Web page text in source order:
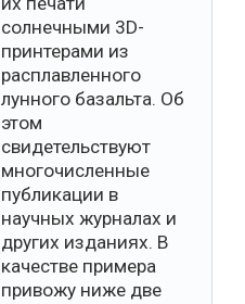
солнечными 3D-
принтерами из
расплавленного
лунного базальта. Об
этом
свидетельствуют
многочисленные
публикации в
научных журналах и
других изданиях. В
качестве примера
привожу ниже две